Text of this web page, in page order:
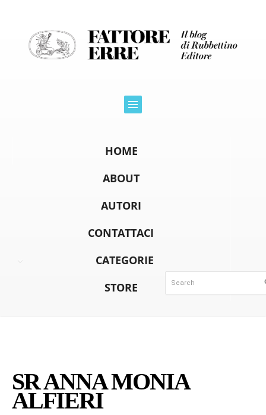
HOME
ABOUT
AUTORI
CONTATTACI
CATEGORIE
STORE
SR ANNA MONIA
ALFIERI